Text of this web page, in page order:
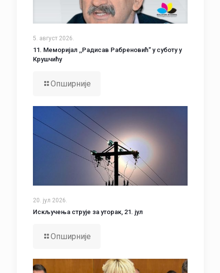
5. август 2026.
11. Меморијал ,,Радисав Рабреновић“ у суботу у
Крушчићу
Опширније
20. јул 2026.
Искључења струје за уторак, 21. јул
Опширније